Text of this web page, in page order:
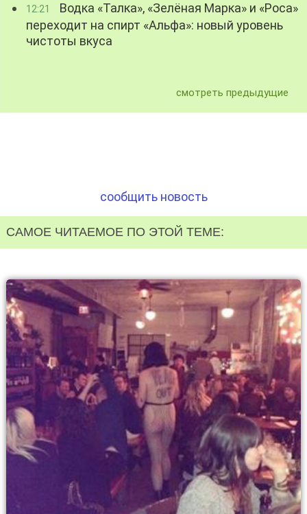
12:21
Водка «Талка», «Зелёная Марка» и «Роса»
переходит на спирт «Альфа»: новый уровень
чистоты вкуса
смотреть предыдущие
сообщить новость
САМОЕ ЧИТАЕМОЕ ПО ЭТОЙ ТЕМЕ: